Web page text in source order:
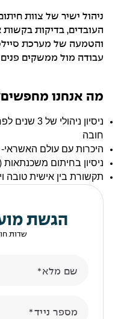
ניהול ישיר של צוות
העובדים, בדיקות
והטמעה של מערכת
עבודה מול ממשקים פנים
מה אנחנו
ניסיון
חובה
היכרות עם עולם
ניסיון בחיתום
תקשורת בין אישית טובה
הגשת
שדות
שם מלא
מספר נייד